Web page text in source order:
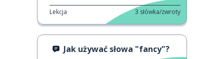
Lekcja 3 słówka/zwroty
Jak używać słowa "fancy"?